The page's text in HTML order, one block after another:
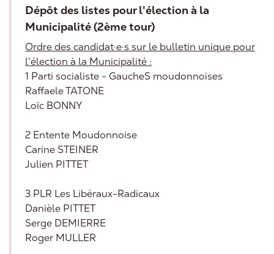
Dépôt des listes pour l'élection à la
Municipalité (2ème tour)
Ordre des candidat·e·s sur le bulletin unique pour
l'élection à la Municipalité :
1 Parti socialiste - GaucheS moudonnoises
Raffaele TATONE
Loïc BONNY
2 Entente Moudonnoise
Carine STEINER
Julien PITTET
3 PLR Les Libéraux-Radicaux
Danièle PITTET
Serge DEMIERRE
Roger MULLER